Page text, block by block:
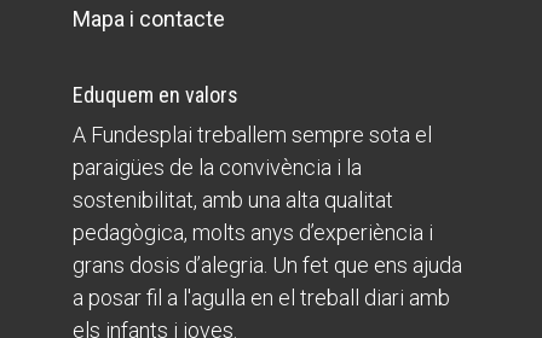
Mapa i contacte
Eduquem en valors
A Fundesplai treballem sempre sota el
paraigües de la convivència i la
sostenibilitat, amb una alta qualitat
pedagògica, molts anys d’experiència i
grans dosis d’alegria. Un fet que ens ajuda
a posar fil a l'agulla en el treball diari amb
els infants i joves.